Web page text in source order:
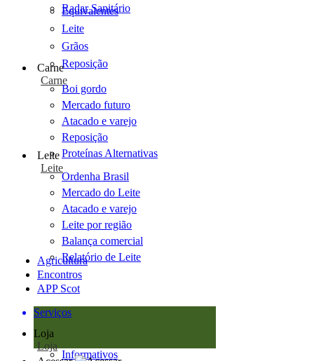
Radar Sanitário
Equivalentes
Leite
Grãos
Reposição
Carne
Carne
Boi gordo
Mercado futuro
Atacado e varejo
Reposição
Proteínas Alternativas
Leite
Leite
Ordenha Brasil
Mercado do Leite
Atacado e varejo
Leite por região
Balança comercial
Relatório de Leite
Agricultura
Encontros
APP Scot
Serviços
Loja
Loja
Informativos